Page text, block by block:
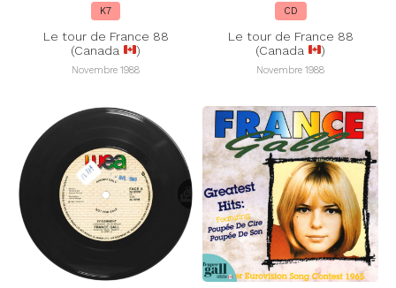
K7
Le tour de France 88
(Canada
)
Novembre 1988
CD
Le tour de France 88
(Canada
)
Novembre 1988